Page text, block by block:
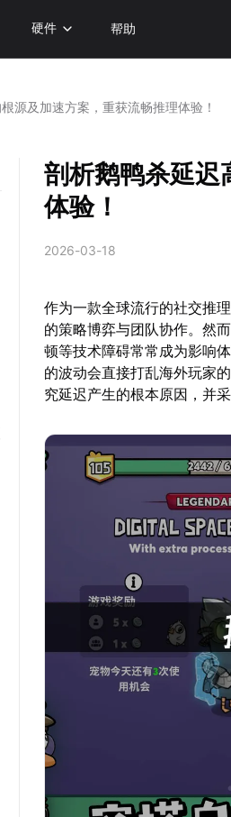
硬件 帮助
源及加速方案，重获流畅推理体验！
剖析鹅鸭杀延迟
体验！
2026-03-18
作为一款全球流行的社交推
的策略博弈与团队协作。然
顿等技术障碍常常成为影响
的波动会直接打乱海外玩家
究延迟产生的根本原因，并